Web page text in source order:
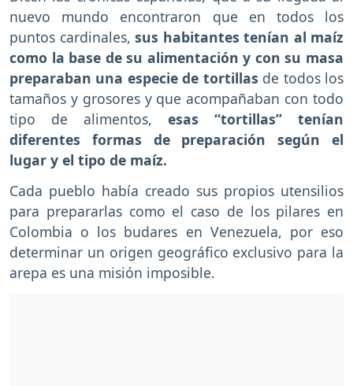
nuevo mundo encontraron que en todos los
puntos cardinales, sus habitantes tenían al maíz
como la base de su alimentación y con su masa
preparaban una especie de tortillas de todos los
tamaños y grosores y que acompañaban con todo
tipo de alimentos, esas “tortillas” tenían
diferentes formas de preparación según el
lugar y el tipo de maíz.
Cada pueblo había creado sus propios utensilios
para prepararlas como el caso de los pilares en
Colombia o los budares en Venezuela, por eso
determinar un origen geográfico exclusivo para la
arepa es una misión imposible.